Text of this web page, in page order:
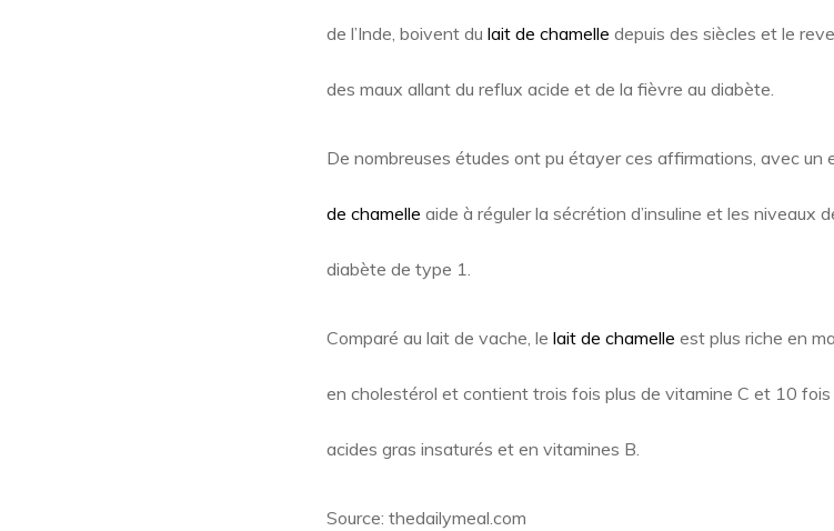
de l’Inde, boivent du lait de chamelle depuis des siècles et le
des maux allant du reflux acide et de la fièvre au diabète.
De nombreuses études ont pu étayer ces affirmations, avec un
de chamelle aide à réguler la sécrétion d’insuline et les
diabète de type 1.
Comparé au lait de vache, le lait de chamelle est plus riche en
en cholestérol et contient trois fois plus de vitamine C et 10
acides gras insaturés et en vitamines B.
Source: thedailymeal.com